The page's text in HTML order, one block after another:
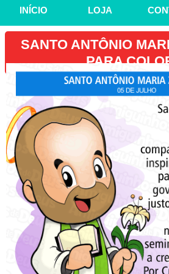
INÍCIO LOJA
SANTO ANTÔNIO
PARA